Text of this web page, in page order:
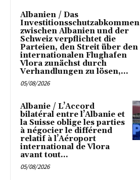
Albanien / Das
Investitionsschutzabkommen
zwischen Albanien und der
Schweiz verpflichtet die
Parteien, den Streit über den
internationalen Flughafen
Vlora zunächst durch
Verhandlungen zu lösen,...
05/08/2026
Albanie / L’Accord
bilatéral entre l’Albanie et
la Suisse oblige les parties
à négocier le différend
relatif à l’Aéroport
international de Vlora
avant tout...
05/08/2026